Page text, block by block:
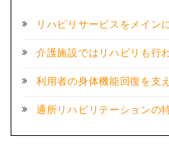
リハビリサービスをメイン
介護施設ではリハビリも行
利用者の身体機能回復を支
通所リハビリテーションの